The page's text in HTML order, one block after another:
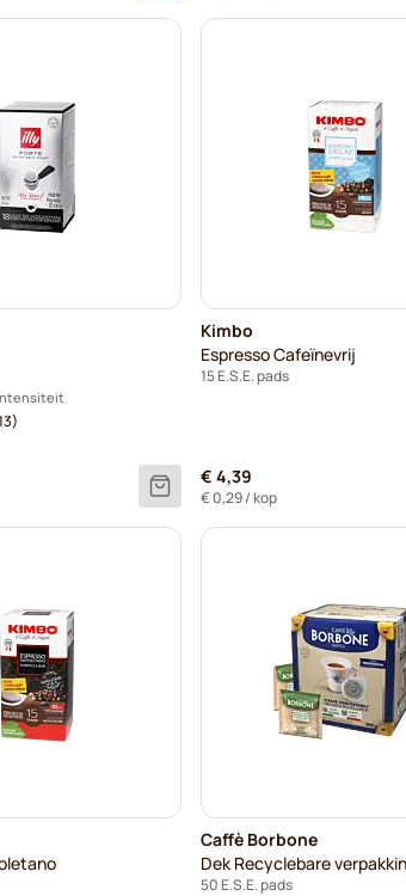
Kimbo
Espresso Cafeïnevrij
15 E.S.E. pads
€ 4,39
€ 0,29/ kop
Caffè Borbone
Dek Recyclebare
50 E.S.E. pads